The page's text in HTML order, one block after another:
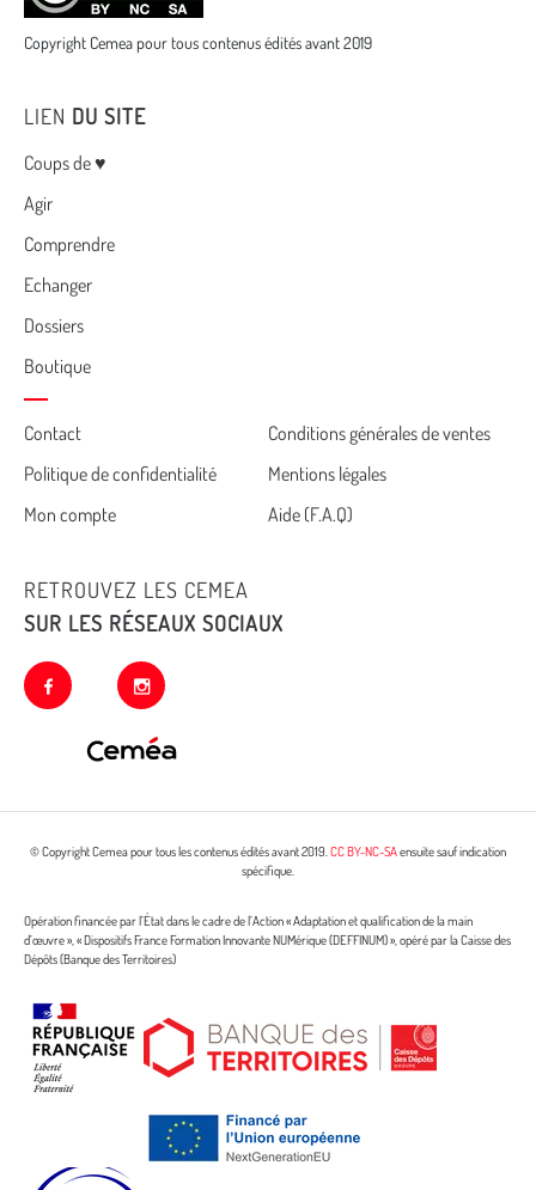
Copyright Cemea pour tous contenus édités avant 2019
LIEN DU SITE
Menu
Coups de ♥
Agir
Comprendre
Echanger
Dossiers
Boutique
Cemea
footer
Contact
Conditions générales de ventes
Politique de confidentialité
Mentions légales
Mon compte
Aide (F.A.Q)
RETROUVEZ LES CEMEA
SUR LES RÉSEAUX SOCIAUX
facebook instagram
© Copyright Cemea pour tous les contenus édités avant 2019.CC BY-NC-SAensuite sauf indication
spécifique.
Opération financée par l’État dans le cadre de l’Action « Adaptation et qualification de la main
d’œuvre », « Dispositifs France Formation Innovante NUMérique (DEFFINUM) », opéré par la Caisse des
Dépôts (Banque des Territoires)